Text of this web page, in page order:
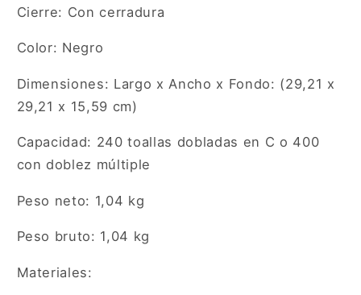
Cierre: Con cerradura
Color: Negro
Dimensiones: Largo x Ancho x Fondo: (29,21 x
29,21 x 15,59 cm)
Capacidad: 240 toallas dobladas en C o 400
con doblez múltiple
Peso neto: 1,04 kg
Peso bruto: 1,04 kg
Materiales: